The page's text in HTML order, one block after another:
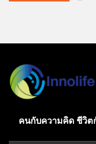
คนกับความคิด ชีวิต